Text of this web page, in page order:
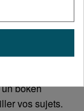
2,8-4/35-
plus lumineuse
vos
confiance
bokeh
vos sujets.